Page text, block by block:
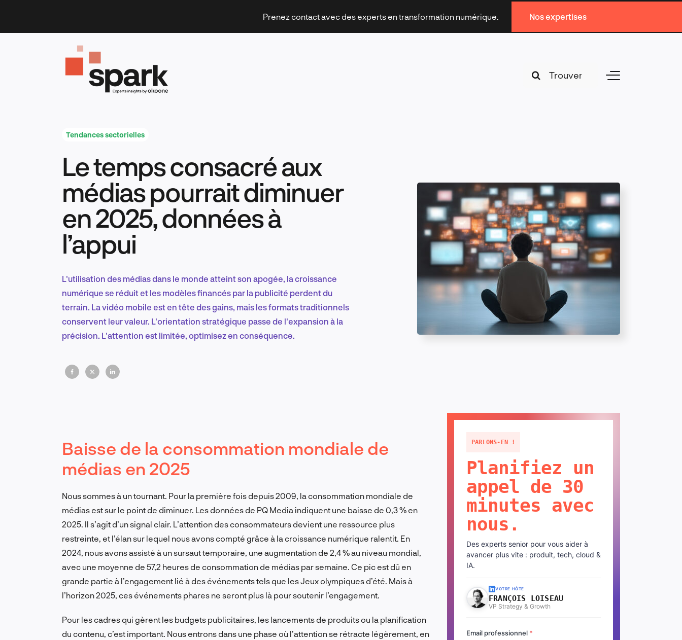
content
Prenez contact avec des experts en transformation numérique. Nos expertises
Toggle
Technologies et innovation
Leadership et management
Recherche et conception produit
Tendances sectorielles
Le temps consacré aux
médias pourrait diminuer
en 2025, données à
l’appui
L'utilisation des médias dans le monde atteint son apogée, la croissance
numérique se réduit et les modèles financés par la publicité perdent du
terrain. La vidéo mobile est en tête des gains, mais les formats traditionnels
conservent leur valeur. L'orientation stratégique passe de l'expansion à la
précision. L'attention est limitée, optimisez en conséquence.
Baisse de la consommation mondiale de
médias en 2025
Nous sommes à un tournant. Pour la première fois depuis 2009, la consommation mondiale de
médias est sur le point de diminuer. Les données de PQ Media indiquent une baisse de 0,3 % en
2025. Il s’agit d’un signal clair. L’attention des consommateurs devient une ressource plus
restreinte, et l’élan sur lequel nous avons compté grâce à la croissance numérique ralentit. En
2024, nous avons assisté à un sursaut temporaire, une augmentation de 2,4 % au niveau mondial,
avec une moyenne de 57,2 heures de consommation de médias par semaine. Ce pic est dû en
grande partie à l’engagement lié à des événements tels que les Jeux olympiques d’été. Mais à
l’horizon 2025, ces événements phares ne seront plus là pour soutenir l’engagement.
Pour les cadres qui gèrent les budgets publicitaires, les lancements de produits ou la planification
du contenu, c’est important. Nous entrons dans une phase où l’attention se rétracte légèrement, en
PARLONS-EN !
Planifiez un
appel de 30
minutes avec
nous.
Des experts senior pour vous aider à
avancer plus vite : produit, tech, cloud &
IA.
VOTRE HÔTE
FRANÇOIS LOISEAU
VP Strategy & Growth
Email professionnel *